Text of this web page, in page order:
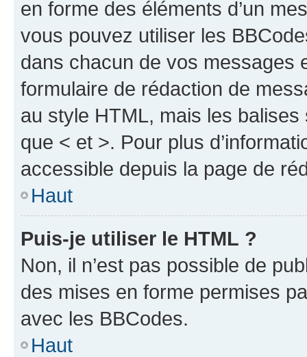
en forme des éléments d’un
vous pouvez utiliser les
dans chacun de vos messages
formulaire de rédaction de
au style HTML, mais les
que < et >. Pour plus
accessible depuis la page de
Haut
Puis-je utiliser le HTML ?
Non, il n’est pas possible de
des mises en forme permises
avec les BBCodes.
Haut